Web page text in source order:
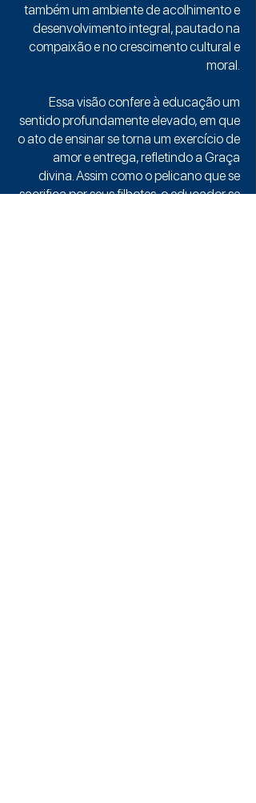
também um ambiente de acolhimento e
desenvolvimento integral, pautado na
compaixão e no crescimento cultural e
moral.
Essa visão confere à educação um
sentido profundamente elevado, em que
o ato de ensinar se torna um exercício de
amor e entrega, refletindo a Graça
divina. Assim como o pelicano que se
sacrifica por seus filhotes, o educador se